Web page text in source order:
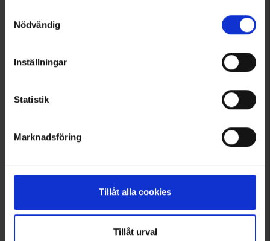
Nödvändig
Inställningar
Statistik
Marknadsföring
Tillåt alla cookies
Tillåt urval
Herre Kortærmet Skjorte
EP-Collection
Vurdering: 4.3 ud af 5 stjerner
Herre Fleeceskjorte
High Mountain
Fra75 kr.
Vurdering: 4.5 ud af 5 stjerner